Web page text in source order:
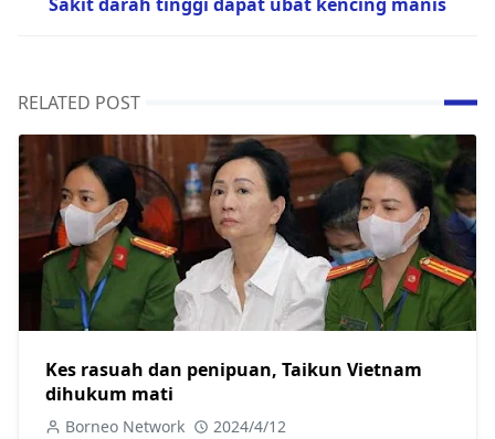
RELATED POST
Kes rasuah dan penipuan, Taikun Vietnam
dihukum mati
Borneo Network 2024/4/12